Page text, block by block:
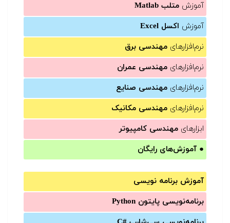
آموزش متلب Matlab
آموزش اکسل Excel
نرم‌افزارهای مهندسی برق
نرم‌افزارهای مهندسی عمران
نرم‌افزارهای مهندسی صنایع
نرم‌افزارهای مهندسی مکانیک
ابزارهای مهندسی کامپیوتر
● آموزش‌های رایگان
آموزش برنامه نویسی
برنامه‌نویسی پایتون Python